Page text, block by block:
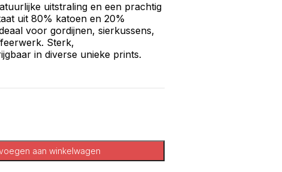
uitstraling en een prachtig
uit 80% katoen en 20%
voor gordijnen, sierkussens,
Sterk,
in diverse unieke prints.
aan winkelwagen